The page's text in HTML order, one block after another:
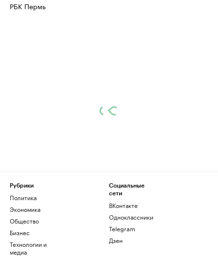
РБК Пермь
Рубрики
Политика
Экономика
Общество
Бизнес
Технологии и
медиа
Социальные
сети
ВКонтакте
Одноклассники
Telegram
Дзен